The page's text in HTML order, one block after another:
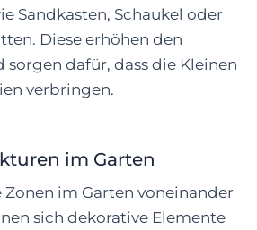
Sandkasten, Schaukel oder
Diese erhöhen den
sorgen dafür, dass die Kleinen
verbringen.
im Garten
Zonen im Garten voneinander
sich dekorative Elemente